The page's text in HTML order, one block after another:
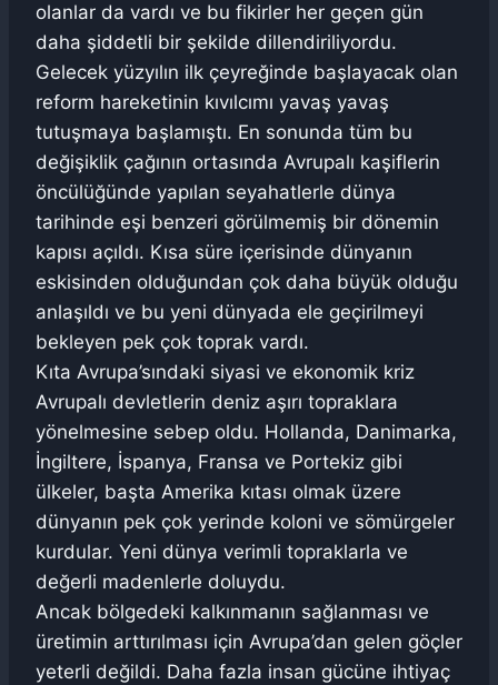
olanlar da vardı ve bu fikirler her geçen gün
daha şiddetli bir şekilde dillendiriliyordu.
Gelecek yüzyılın ilk çeyreğinde başlayacak olan
reform hareketinin kıvılcımı yavaş yavaş
tutuşmaya başlamıştı. En sonunda tüm bu
değişiklik çağının ortasında Avrupalı kaşiflerin
öncülüğünde yapılan seyahatlerle dünya
tarihinde eşi benzeri görülmemiş bir dönemin
kapısı açıldı. Kısa süre içerisinde dünyanın
eskisinden olduğundan çok daha büyük olduğu
anlaşıldı ve bu yeni dünyada ele geçirilmeyi
bekleyen pek çok toprak vardı.
Kıta Avrupa’sındaki siyasi ve ekonomik kriz
Avrupalı devletlerin deniz aşırı topraklara
yönelmesine sebep oldu. Hollanda, Danimarka,
İngiltere, İspanya, Fransa ve Portekiz gibi
ülkeler, başta Amerika kıtası olmak üzere
dünyanın pek çok yerinde koloni ve sömürgeler
kurdular. Yeni dünya verimli topraklarla ve
değerli madenlerle doluydu.
Ancak bölgedeki kalkınmanın sağlanması ve
üretimin arttırılması için Avrupa’dan gelen göçler
yeterli değildi. Daha fazla insan gücüne ihtiyaç